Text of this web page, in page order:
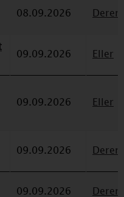
08.09.2026
09.09.2026 Eller
09.09.2026 Eller
09.09.2026
09.09.2026